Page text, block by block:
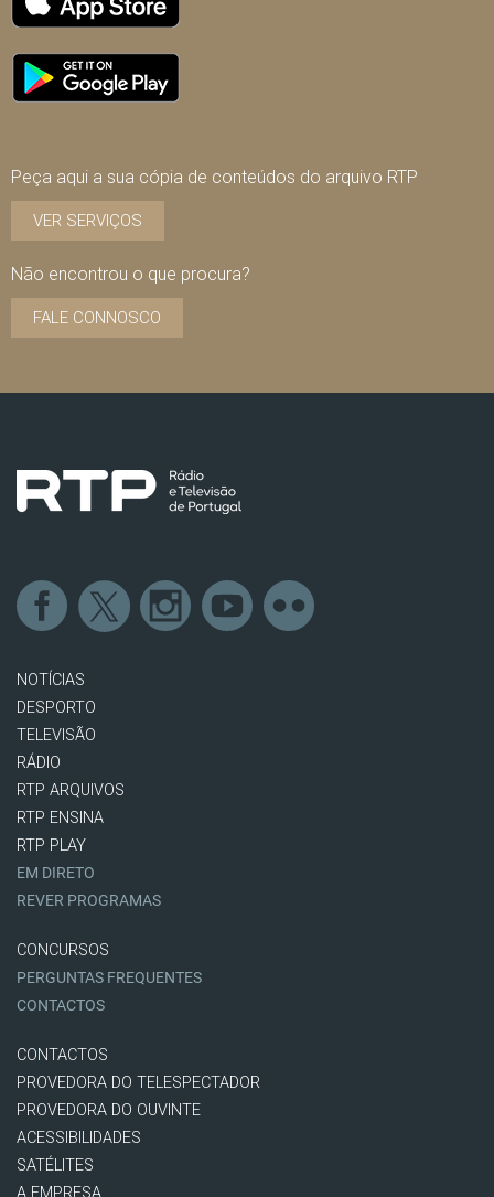
Peça aqui a sua cópia de conteúdos do arquivo RTP
VER SERVIÇOS
Não encontrou o que procura?
FALE CONNOSCO
NOTÍCIAS
DESPORTO
TELEVISÃO
RÁDIO
RTP ARQUIVOS
RTP ENSINA
RTP PLAY
EM DIRETO
REVER PROGRAMAS
CONCURSOS
PERGUNTAS FREQUENTES
CONTACTOS
CONTACTOS
PROVEDORA DO TELESPECTADOR
PROVEDORA DO OUVINTE
ACESSIBILIDADES
SATÉLITES